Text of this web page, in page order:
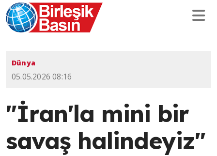
Dünya
05.05.2026 08:16
"İran'la mini bir
savaş halindeyiz"